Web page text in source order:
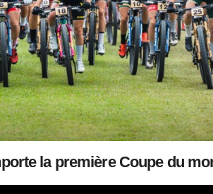
la première Coupe du